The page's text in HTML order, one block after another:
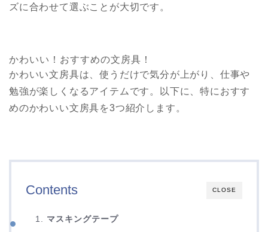
ズに合わせて選ぶことが大切です。
かわいい！おすすめの文房具！
かわいい文房具は、使うだけで気分が上がり、仕事や
勉強が楽しくなるアイテムです。以下に、特におすす
めのかわいい文房具を3つ紹介します。
CLOSE
Contents
1. マスキングテープ